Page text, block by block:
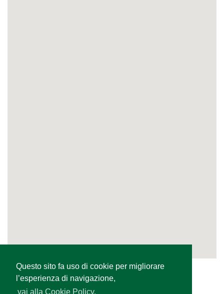
Questo sito fa uso di cookie per migliorare
l’esperienza di navigazione,
vai alla Cookie Policy.